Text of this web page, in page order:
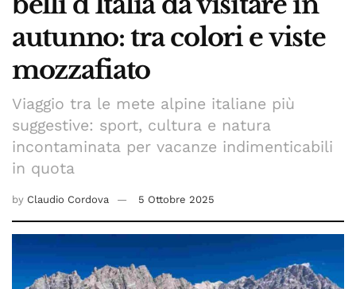
autunno: tra colori e viste
mozzafiato
Viaggio tra le mete alpine italiane più
suggestive: sport, cultura e natura
incontaminata per vacanze indimenticabili
in quota
by Claudio Cordova 5 Ottobre 2025